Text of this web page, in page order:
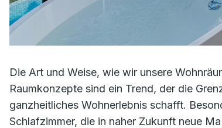
Die Art und Weise, wie wir unsere
Raumkonzepte sind ein Trend, der die
ganzheitliches Wohnerlebnis schafft.
Schlafzimmer, die in naher Zukunft neue